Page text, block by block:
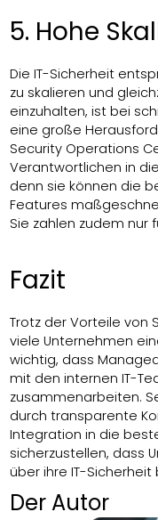
5. Hohe
Die IT-Sicherheit
zu skalieren und
einzuhalten, ist bei
eine große
Security Operations
Verantwortlichen in
denn sie können die
Features
Sie zahlen zudem nur
Fazit
Trotz der Vorteile von
viele Unternehmen
wichtig, dass
mit den internen IT-
zusammenarbeiten.
durch transparente
Integration in die
sicherzustellen, dass
über ihre IT-Sicherheit
Der Autor